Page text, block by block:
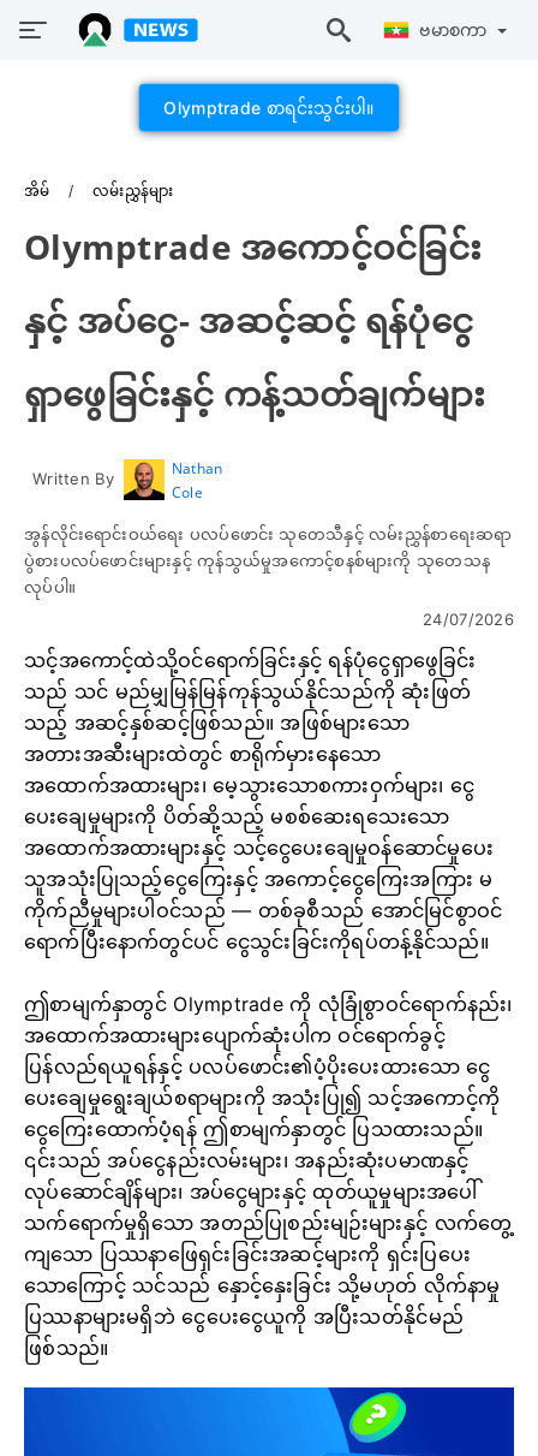
ဗမာစကာ
Olymptrade စာရင်းသွင်းပါ။
အိမ် လမ်းညွှန်များ
Olymptrade အကောင့်ဝင်ခြင်း
နှင့် အပ်ငွေ- အဆင့်ဆင့် ရန်ပုံငွေ
ရှာဖွေခြင်းနှင့် ကန့်သတ်ချက်များ
Written By
Nathan
Cole
အွန်လိုင်းရောင်းဝယ်ရေး ပလပ်ဖောင်း သုတေသီနှင့် လမ်းညွှန်စာရေးဆရာ
ပွဲစားပလပ်ဖောင်းများနှင့် ကုန်သွယ်မှုအကောင့်စနစ်များကို သုတေသန
လုပ်ပါ။
24/07/2026
သင့်အကောင့်ထဲသို့ဝင်ရောက်ခြင်းနှင့် ရန်ပုံငွေရှာဖွေခြင်း
သည် သင် မည်မျှမြန်မြန်ကုန်သွယ်နိုင်သည်ကို ဆုံးဖြတ်
သည့် အဆင့်နှစ်ဆင့်ဖြစ်သည်။ အဖြစ်များသော
အတားအဆီးများထဲတွင် စာရိုက်မှားနေသော
အထောက်အထားများ၊ မေ့သွားသောစကားဝှက်များ၊ ငွေ
ပေးချေမှုများကို ပိတ်ဆို့သည့် မစစ်ဆေးရသေးသော
အထောက်အထားများနှင့် သင့်ငွေပေးချေမှုဝန်ဆောင်မှုပေး
သူအသုံးပြုသည့်ငွေကြေးနှင့် အကောင့်ငွေကြေးအကြား မ
ကိုက်ညီမှုများပါဝင်သည် — တစ်ခုစီသည် အောင်မြင်စွာဝင်
ရောက်ပြီးနောက်တွင်ပင် ငွေသွင်းခြင်းကိုရပ်တန့်နိုင်သည်။
ဤစာမျက်နှာတွင် Olymptrade ကို လုံခြုံစွာဝင်ရောက်နည်း၊
အထောက်အထားများပျောက်ဆုံးပါက ဝင်ရောက်ခွင့်
ပြန်လည်ရယူရန်နှင့် ပလပ်ဖောင်း၏ပံ့ပိုးပေးထားသော ငွေ
ပေးချေမှုရွေးချယ်စရာများကို အသုံးပြု၍ သင့်အကောင့်ကို
ငွေကြေးထောက်ပံ့ရန် ဤစာမျက်နှာတွင် ပြသထားသည်။
၎င်းသည် အပ်ငွေနည်းလမ်းများ၊ အနည်းဆုံးပမာဏနှင့်
လုပ်ဆောင်ချိန်များ၊ အပ်ငွေများနှင့် ထုတ်ယူမှုများအပေါ်
သက်ရောက်မှုရှိသော အတည်ပြုစည်းမျဉ်းများနှင့် လက်တွေ့
ကျသော ပြဿနာဖြေရှင်းခြင်းအဆင့်များကို ရှင်းပြပေး
သောကြောင့် သင်သည် နှောင့်နှေးခြင်း သို့မဟုတ် လိုက်နာမှု
ပြဿနာများမရှိဘဲ ငွေပေးငွေယူကို အပြီးသတ်နိုင်မည်
ဖြစ်သည်။